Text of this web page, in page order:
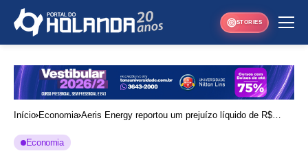
STORIES
Início Economia Aeris Energy reportou um prejuízo líquido de R$
Economia